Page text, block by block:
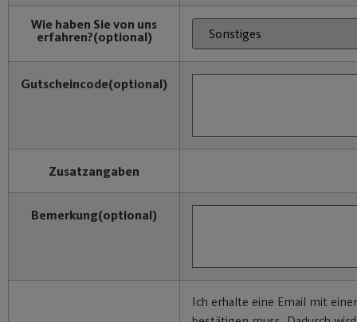
Wie haben Sie von uns
erfahren?(optional)
Gutscheincode(optional)
Zusatzangaben
Bemerkung(optional)
Ich erhalte eine Email mit